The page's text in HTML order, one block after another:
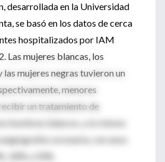
desarrollada en la Universidad
se basó en los datos de cerca
hospitalizados por IAM
Las mujeres blancas, los
las mujeres negras tuvieron un
menores
un tratamiento de
hombres blancos, y lo mismo
coronaria, con unos
18% y 24%.